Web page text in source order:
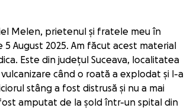
Melen, prietenul și fratele meu în
August 2025. Am făcut acest material
Este din județul Suceava, localitatea
vulcanizare când o roată a explodat și l-a
stâng a fost distrusă și nu a mai
amputat de la șold într-un spital din